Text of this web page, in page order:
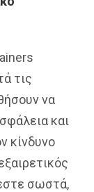
τις
να
και
κίνδυνο
σωστά,